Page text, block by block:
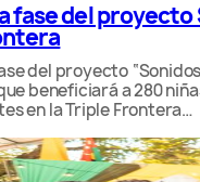
fase del proyecto
del proyecto
beneficiará a 280
en la Triple Frontera…